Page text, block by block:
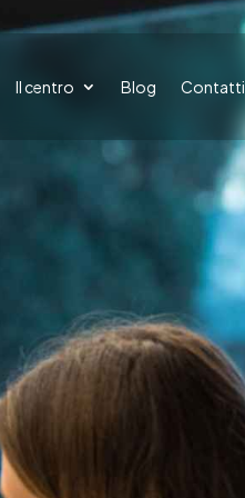
Il centro Blog Contatti